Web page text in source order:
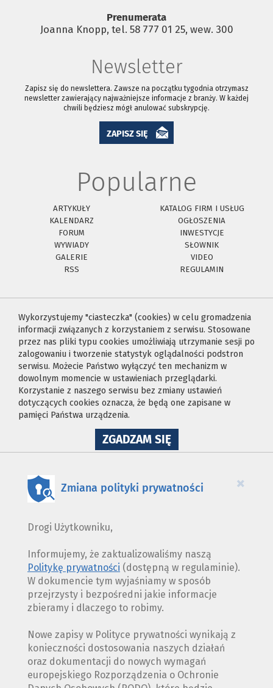
Prenumerata
Joanna Knopp, tel. 58 777 01 25, wew. 300
Newsletter
Zapisz się do newslettera. Zawsze na początku tygodnia otrzymasz
newsletter zawierający najważniejsze informacje z branży. W każdej
chwili będziesz mógł anulować subskrypcję.
ZAPISZ SIĘ
Popularne
ARTYKUŁY
KATALOG FIRM I USŁUG
KALENDARZ
OGŁOSZENIA
FORUM
INWESTYCJE
WYWIADY
SŁOWNIK
GALERIE
VIDEO
RSS
REGULAMIN
Wykorzystujemy "ciasteczka" (cookies) w celu gromadzenia
informacji związanych z korzystaniem z serwisu. Stosowane
przez nas pliki typu cookies umożliwiają utrzymanie sesji po
zalogowaniu i tworzenie statystyk oglądalności podstron
serwisu. Możecie Państwo wyłączyć ten mechanizm w
dowolnym momencie w ustawieniach przeglądarki.
Korzystanie z naszego serwisu bez zmiany ustawień
dotyczących cookies oznacza, że będą one zapisane w
pamięci Państwa urządzenia.
ZGADZAM SIĘNA
WYKORZYSTANIE
×
Zmiana polityki prywatności
Drogi Użytkowniku,
Informujemy, że zaktualizowaliśmy naszą
Politykę prywatności (dostępną w regulaminie).
W dokumencie tym wyjaśniamy w sposób
przejrzysty i bezpośredni jakie informacje
zbieramy i dlaczego to robimy.
Nowe zapisy w Polityce prywatności wynikają z
konieczności dostosowania naszych działań
oraz dokumentacji do nowych wymagań
europejskiego Rozporządzenia o Ochronie